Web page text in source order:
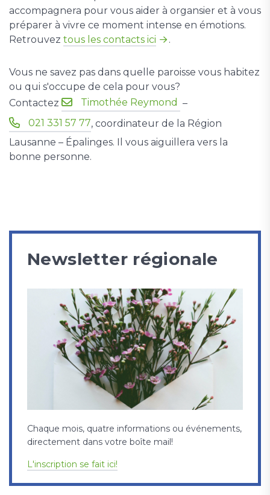
accompagnera pour vous aider à organsier et à vous
préparer à vivre ce moment intense en émotions.
Retrouvez tous les contacts ici .
Vous ne savez pas dans quelle paroisse vous habitez
ou qui s'occupe de cela pour vous?
Contactez
Timothée Reymond –
021 331 57 77, coordinateur de la Région
Lausanne – Épalinges. Il vous aiguillera vers la
bonne personne.
Newsletter régionale
Chaque mois, quatre informations ou événements,
directement dans votre boîte mail!
L'inscription se fait ici!